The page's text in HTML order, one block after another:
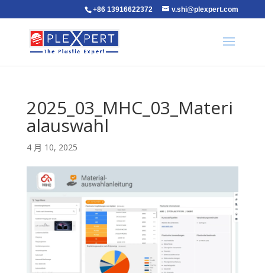
+86 13916622372 v.shi@plexpert.com
2025_03_MHC_03_Materi
alauswahl
4 月 10, 2025